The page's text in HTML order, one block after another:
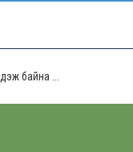
байна ...